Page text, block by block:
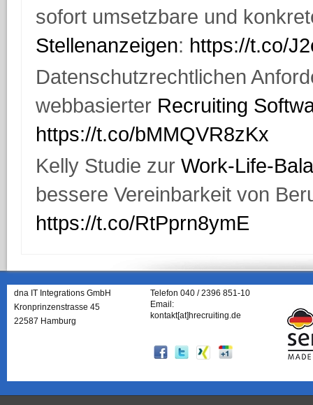
sofort umsetzbare und
Stellenanzeigen: https://t.co/
Datenschutzrechtlichen
webbasierter Recruiting
https://t.co/bMMQVR8zKx
Kelly Studie zur Work-Life-
bessere Vereinbarkeit von
https://t.co/RtPprn8ymE
dna IT Integrations GmbH
Kronprinzenstrasse 45
22587 Hamburg
Telefon 040 / 2396 851-10
Email:
kontakt[at]hrecruiting.de